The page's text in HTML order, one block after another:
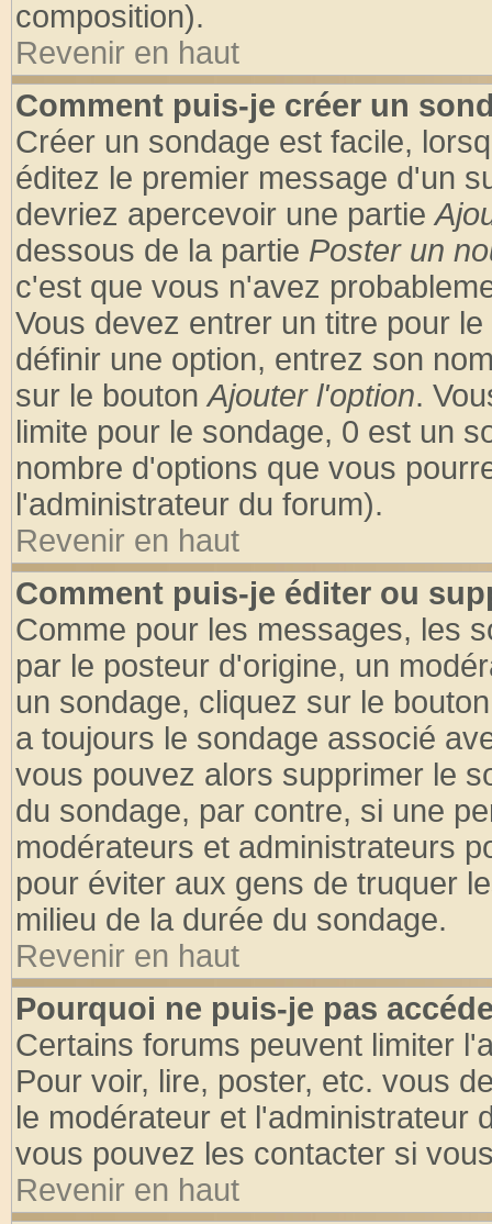
composition).
Revenir en haut
Comment puis-je créer un
Créer un sondage est facile,
éditez le premier message d'un
devriez apercevoir une partie
dessous de la partie Poster un
c'est que vous n'avez
Vous devez entrer un titre pour
définir une option, entrez son
sur le boutonAjouter l'option.
limite pour le sondage, 0 est un
nombre d'options que vous
l'administrateur du forum).
Revenir en haut
Comment puis-je éditer ou
Comme pour les messages, les
par le posteur d'origine, un
un sondage, cliquez sur le
a toujours le sondage associé
vous pouvez alors supprimer le
du sondage, par contre, si une
modérateurs et administrateurs
pour éviter aux gens de truquer
milieu de la durée du sondage.
Revenir en haut
Pourquoi ne puis-je pas
Certains forums peuvent limiter
Pour voir, lire, poster, etc. vous
le modérateur et l'administrateur
vous pouvez les contacter si
Revenir en haut